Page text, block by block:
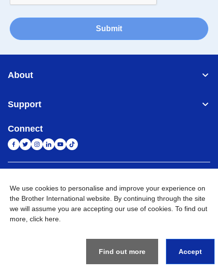
Submit
About
Support
Connect
Privacy Policy Ketentuan Penggunaan Site Map Kunjungi Situs Global
©2026BROTHER INTERNATIONAL SALES INDONESIA All
We use cookies to personalise and improve your experience on
the Brother International website. By continuing through the site
we will assume you are accepting our use of cookies. To find out
more, click here
Find out more Accept